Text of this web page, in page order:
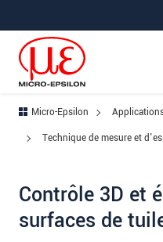
Micro-Epsilon
Technique de mesure et
Contrôle 3D et
surfaces de